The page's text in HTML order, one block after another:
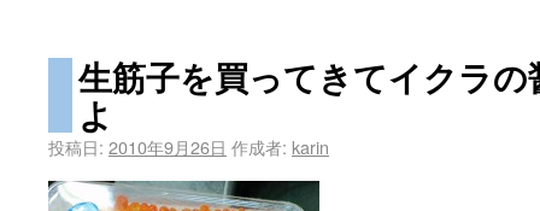
生筋子を買ってきてイクラ
よ
投稿日: 2010年9月26日 作成者: karin